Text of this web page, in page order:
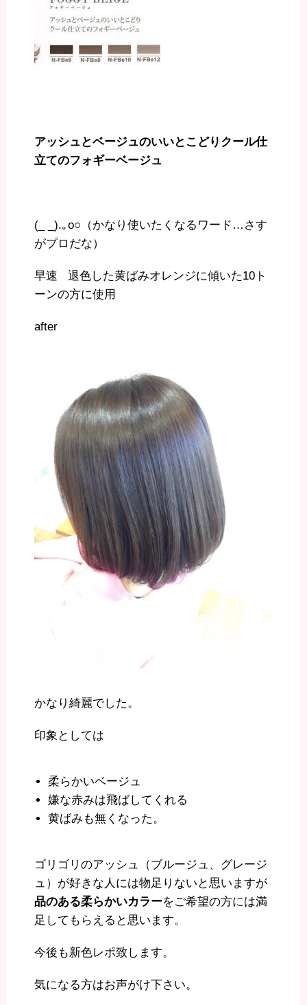
アッシュとベージュのいいとこどりクール仕
立てのフォギーベージュ
(_ _).｡o○（かなり使いたくなるワード…さす
がプロだな）
早速 退色した黄ばみオレンジに傾いた10ト
ーンの方に使用
after
かなり綺麗でした。
印象としては
柔らかいベージュ
嫌な赤みは飛ばしてくれる
黄ばみも無くなった。
ゴリゴリのアッシュ（ブルージュ、グレージ
ュ）が好きな人には物足りないと思いますが
品のある柔らかいカラーをご希望の方には満
足してもらえると思います。
今後も新色レポ致します。
気になる方はお声がけ下さい。